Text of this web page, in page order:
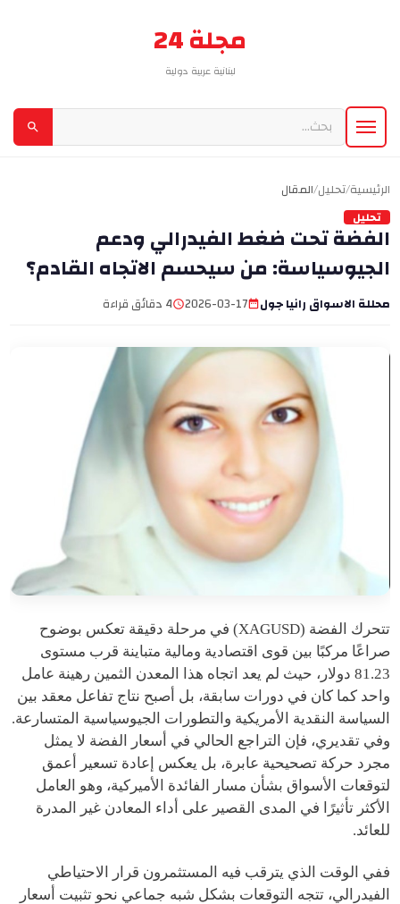
مجلة 24
لبنانية عربية دولية
الرئيسية/تحليل/المقال
تحليل
الفضة تحت ضغط الفيدرالي ودعم
الجيوسياسة: من سيحسم الاتجاه القادم؟
محللة الاسواق رانيا جول 2026-03-17 4 دقائق قراءة
تتحرك الفضة (XAGUSD) في مرحلة دقيقة تعكس بوضوح
صراعًا مركبًا بين قوى اقتصادية ومالية متباينة قرب مستوى
81.23 دولار، حيث لم يعد اتجاه هذا المعدن الثمين رهينة عامل
واحد كما كان في دورات سابقة، بل أصبح نتاج تفاعل معقد بين
السياسة النقدية الأمريكية والتطورات الجيوسياسية المتسارعة.
وفي تقديري، فإن التراجع الحالي في أسعار الفضة لا يمثل
مجرد حركة تصحيحية عابرة، بل يعكس إعادة تسعير أعمق
لتوقعات الأسواق بشأن مسار الفائدة الأميركية، وهو العامل
الأكثر تأثيرًا في المدى القصير على أداء المعادن غير المدرة
للعائد.
ففي الوقت الذي يترقب فيه المستثمرون قرار الاحتياطي
الفيدرالي، تتجه التوقعات بشكل شبه جماعي نحو تثبيت أسعار